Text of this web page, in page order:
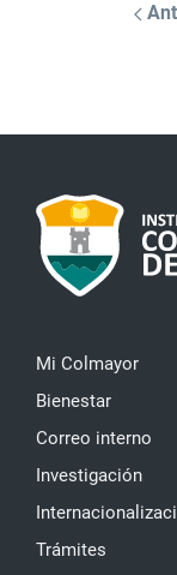
Mi Colmayor
Bienestar
Correo interno
Investigación
Trámites